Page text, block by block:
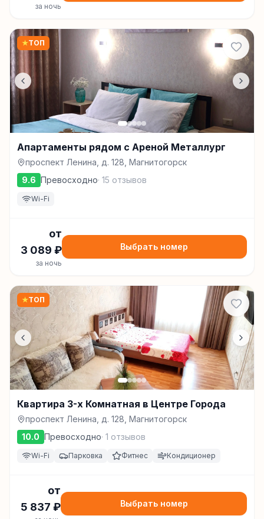
за ночь
★ТОП
Апартаменты рядом с Ареной Металлург
проспект Ленина, д. 128, Магнитогорск
9.6 Превосходно· 15 отзывов
Wi-Fi
от
3 089 ₽
за ночь
Выбрать номер
★ТОП
Квартира 3-х Комнатная в Центре Города
проспект Ленина, д. 128, Магнитогорск
10.0 Превосходно· 1 отзывов
Wi-Fi Парковка Фитнес Кондиционер
от
5 837 ₽ Выбрать номер